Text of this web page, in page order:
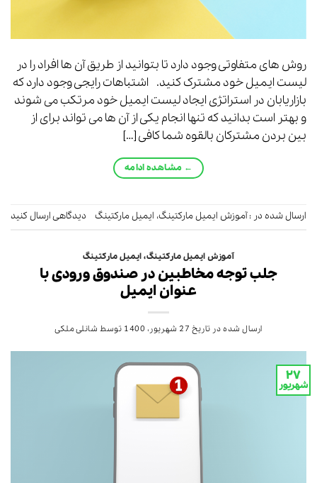
روش های متفاوتی وجود دارد تا بتوانید از طریق آن ها افراد را در
لیست ایمیل خود مشترک کنید. اشتباهات رایجی وجود دارد که
بازاریابان در استراتژی ایجاد لیست ایمیل خود مرتکب می شوند
و بهتر است بدانید که تنها انجام یکی از آن ها می تواند برای از
بین بردن مشترکان بالقوه شما کافی […]
← مشاهده ادامه
ارسال شده در :آموزش ایمیل مارکتینگ، ایمیل مارکتینگ دیدگاهی ارسال کنید
آموزش ایمیل مارکتینگ،ایمیل مارکتینگ
جلب توجه مخاطبین در صندوق ورودی با
عنوان ایمیل
ارسال شده در تاریخ 27 شهریور، 1400 توسط شانلی ملکی
۲۷
شهریور